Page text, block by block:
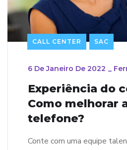
CALL CENTER SAC
6 De Janeiro De 2022 _
Experiência do
Como melhorar
telefone?
Conte com uma equipe